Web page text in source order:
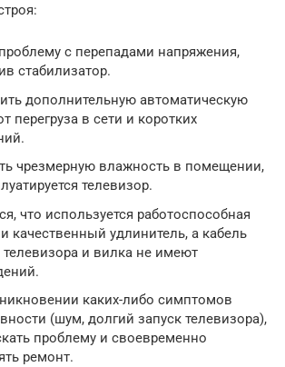
с перепадами напряжения,
стабилизатор.
дополнительную автоматическую
перегруза в сети и коротких
чрезмерную влажность в помещении,
телевизор.
что используется работоспособная
качественный удлинитель, а кабель
телевизора и вилка не имеют
каких-либо симптомов
(шум, долгий запуск телевизора),
проблему и своевременно
ремонт.